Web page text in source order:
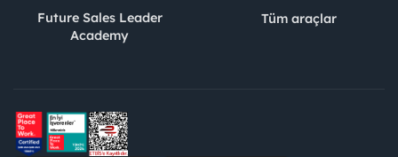
Future Sales Leader
Academy
Tüm araçlar